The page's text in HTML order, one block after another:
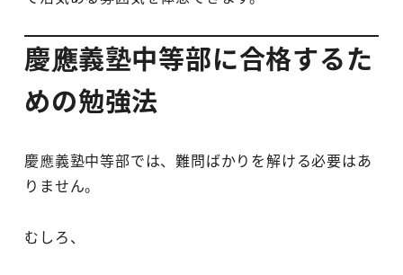
慶應義塾中等部に合格するた
めの勉強法
慶應義塾中等部では、難問ばかりを解ける必要はあ
りません。
むしろ、